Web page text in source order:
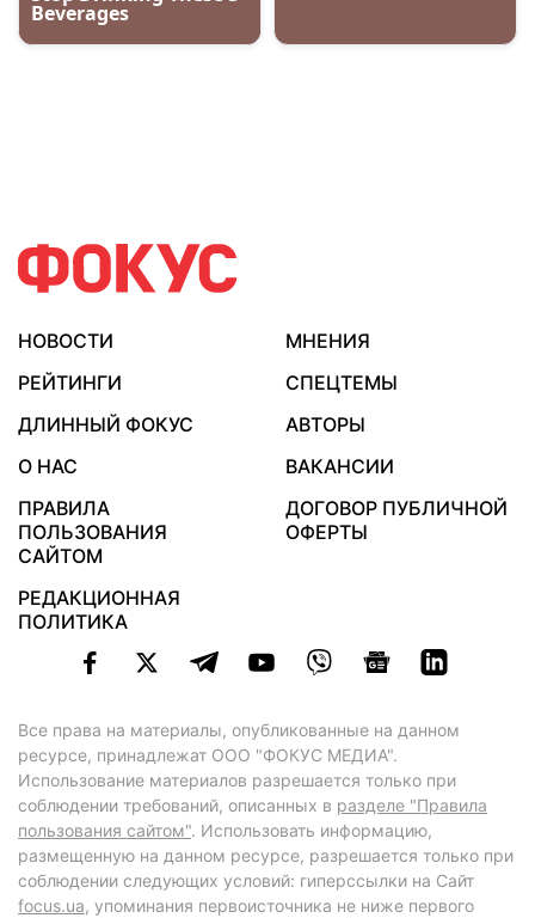
НОВОСТИ
МНЕНИЯ
РЕЙТИНГИ
СПЕЦТЕМЫ
ДЛИННЫЙ ФОКУС
АВТОРЫ
О НАС
ВАКАНСИИ
ПРАВИЛА
ПОЛЬЗОВАНИЯ
САЙТОМ
ДОГОВОР ПУБЛИЧНОЙ
ОФЕРТЫ
РЕДАКЦИОННАЯ
ПОЛИТИКА
Все права на материалы, опубликованные на данном
ресурсе, принадлежат ООО "ФОКУС МЕДИА".
Использование материалов разрешается только при
соблюдении требований, описанных в разделе "Правила
пользования сайтом". Использовать информацию,
размещенную на данном ресурсе, разрешается только при
соблюдении следующих условий: гиперссылки на Сайт
focus.ua, упоминания первоисточника не ниже первого